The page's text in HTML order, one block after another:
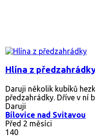
Hlína z
Daruji několik kubíků
předzahrádky. Dříve v ní
Daruji
Bílovice nad Svitavou
Před 2 měsíci
140